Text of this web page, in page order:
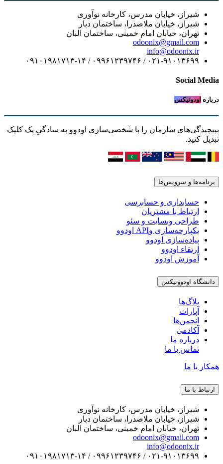
شیراز، خیابان مدرس، کارخانه نوآوری
شیراز، خیابان ملاصدرا، ساختمان دیار
تهران، خیابان امام خمینی، ساختمان البان
odoonix@gmail.com
info@odoonix.ir
۰۲۱-۹۱۰۱۳۶۹۹ / ۰۹۹۶۱۲۳۹۷۴۶ / ۰۹۱۰۱۹۸۱۷۱۳-۱۴
Social Media
درباره اودونیکس
بپیچیدگی‌های سازمان را با شخصی‌سازی اودوو به سادگیِ یک کلیک
تبدیل کنید.
برنامه‌ها و سرویس‌ها
حسابداری و حسابرسی
ارتباط با مشتریان
طراحی وبسایت و سئو
یکپارچه‌سازی وAPI اودوو
پیاده‌سازی اودوو
ارتقاء اودوو
آموزش اودوو
دانشگاه اودوونیکس
بلاگ‌ها
آپارات
انجمن‌ها
آکادمی
درباره ما
تماس با ما
همکار با ما
ارتباط با ما
شیراز، خیابان مدرس، کارخانه نوآوری
شیراز، خیابان ملاصدرا، ساختمان دیار
تهران، خیابان امام خمینی، ساختمان البان
odoonix@gmail.com
info@odoonix.ir
۰۲۱-۹۱۰۱۳۶۹۹ / ۰۹۹۶۱۲۳۹۷۴۶ / ۰۹۱۰۱۹۸۱۷۱۳-۱۴